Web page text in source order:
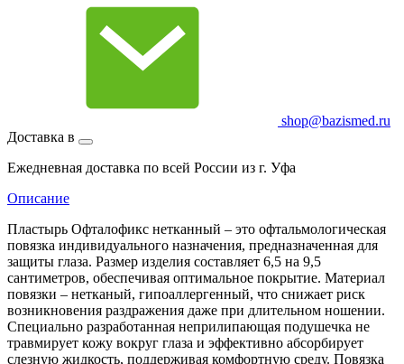
shop@bazismed.ru
Доставка в
Ежедневная доставка по всей России из г. Уфа
Описание
Пластырь Офталофикс нетканный – это офтальмологическая
повязка индивидуального назначения, предназначенная для
защиты глаза. Размер изделия составляет 6,5 на 9,5
сантиметров, обеспечивая оптимальное покрытие. Материал
повязки – нетканый, гипоаллергенный, что снижает риск
возникновения раздражения даже при длительном ношении.
Специально разработанная неприлипающая подушечка не
травмирует кожу вокруг глаза и эффективно абсорбирует
слезную жидкость, поддерживая комфортную среду. Повязка